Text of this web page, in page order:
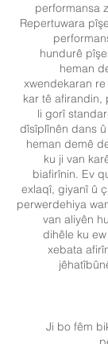
performansa
Repertuwara
hundurê
heman
xwendekaran
kar tê afirandin,
li gorî
dîsîplînên dans
heman demê
ku ji van
biafirînin. Ev
exlaqî, giyanî û
perwerdehiya
van aliyên
dihêle ku
xebata
Ji bo fêm